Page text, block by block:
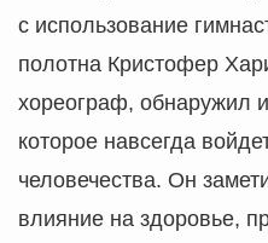
с использование
полотна Кристофер
хореограф, обнаружил
которое навсегда
человечества. Он
влияние на здоровье,